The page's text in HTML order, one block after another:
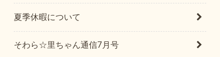
夏季休暇について
そわら☆里ちゃん通信7月号